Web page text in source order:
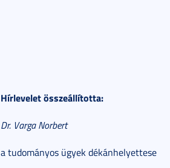
Hírlevelet összeállította:
Dr. Varga Norbert
a tudományos ügyek dékánhelyettese